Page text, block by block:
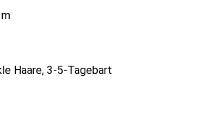
Haare, 3-5-Tagebart